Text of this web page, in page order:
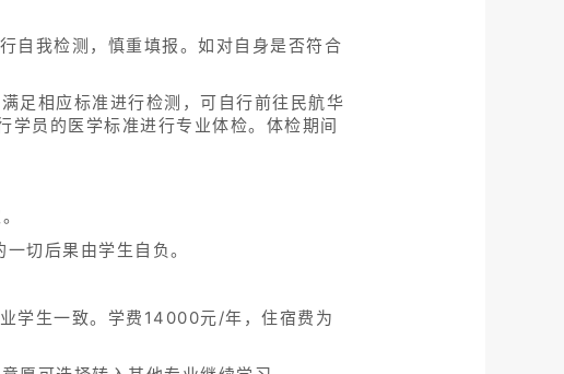
自我检测，慎重填报。如对自身是否符合
足相应标准进行检测，可自行前往民航华
学员的医学标准进行专业体检。体检期间
切后果由学生自负。
学生一致。学费14000元/年，住宿费为